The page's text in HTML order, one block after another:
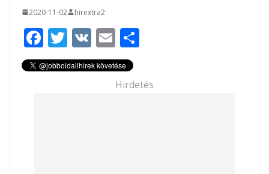
2020-11-02 hirextra2
F
ac
e
T
w
itt
V
K
E
m
ai
l
za
m
Hirdetés